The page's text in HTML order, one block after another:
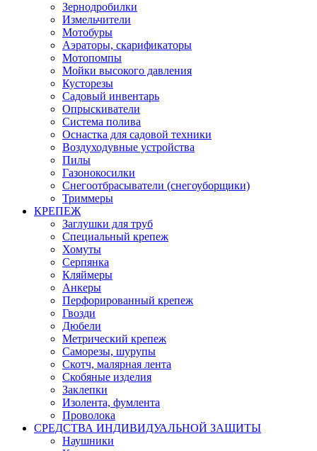
Зернодробилки
Измельчители
Мотобуры
Аэраторы, скарификаторы
Мотопомпы
Мойки высокого давления
Кусторезы
Садовый инвентарь
Опрыскиватели
Система полива
Оснастка для садовой техники
Воздуходувные устройства
Пилы
Газонокосилки
Снегоотбрасыватели (снегоуборщики)
Триммеры
КРЕПЕЖ
Заглушки для труб
Специальный крепеж
Хомуты
Серпянка
Кляймеры
Анкеры
Перфорированный крепеж
Гвозди
Дюбели
Метрический крепеж
Саморезы, шурупы
Скотч, малярная лента
Скобяные изделия
Заклепки
Изолента, фумлента
Проволока
СРЕДСТВА ИНДИВИДУАЛЬНОЙ ЗАЩИТЫ
Наушники